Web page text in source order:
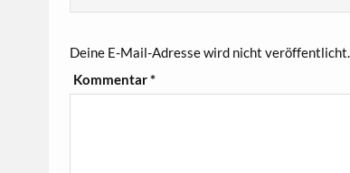
Deine E-Mail-Adresse wird nicht veröffentlicht.
Kommentar*